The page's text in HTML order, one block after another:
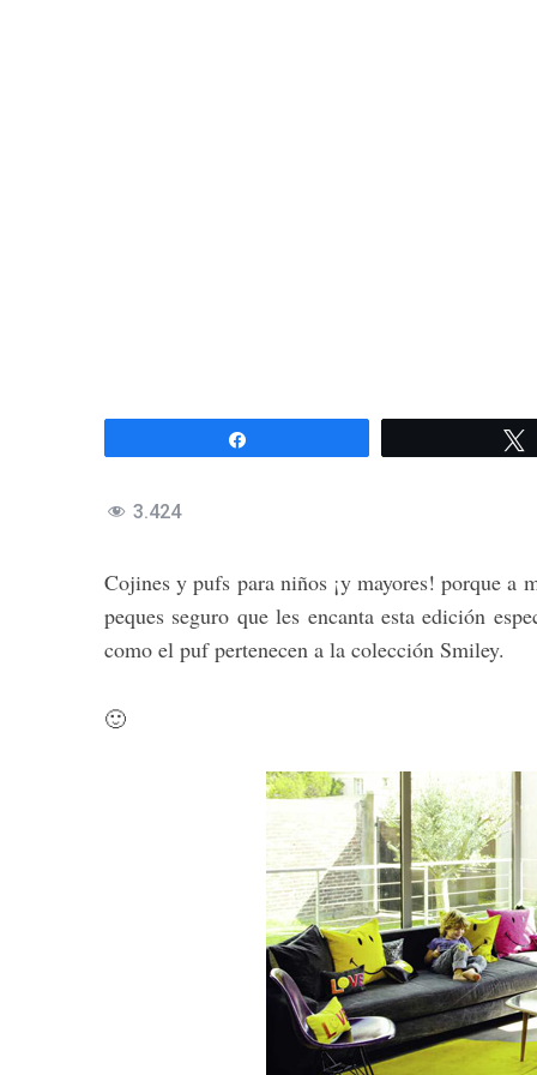
3.424
Cojines y pufs para niños ¡y mayores! porque a
peques seguro que les encanta esta edición
como el puf pertenecen a la colección Smiley.
🙂